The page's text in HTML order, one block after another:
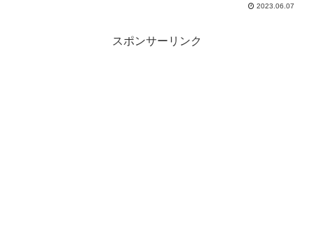
2023.06.07
スポンサーリンク